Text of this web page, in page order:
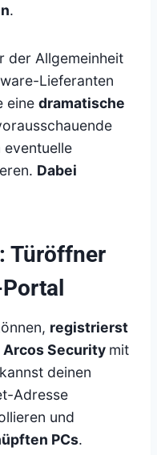
.
der Allgemeinheit
Lieferanten
eine dramatische
eventuelle
Dabei
Türöffner
registrierst
Arcos Security mit
deinen
Adresse
und
PCs.